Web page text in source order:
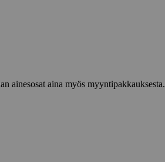
ainesosat aina myös myyntipakkauksesta.